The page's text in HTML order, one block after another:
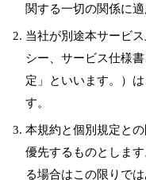
関する一切の関係に適
当社が別途本サービ
シー、サービス仕様
定」といいます。）
す。
本規約と個別規定と
優先するものとしま
る場合はこの限りでは